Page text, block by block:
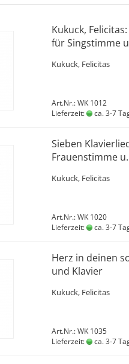
Kukuck,
für Singstimme
Kukuck, Felicitas
Art.Nr.: WK 1012
Lieferzeit:
ca. 3-7
Sieben
Frauenstimme
Kukuck, Felicitas
Art.Nr.: WK 1020
Lieferzeit:
ca. 3-7
Herz in deinen
und Klavier
Kukuck, Felicitas
Art.Nr.: WK 1035
Lieferzeit:
ca. 3-7